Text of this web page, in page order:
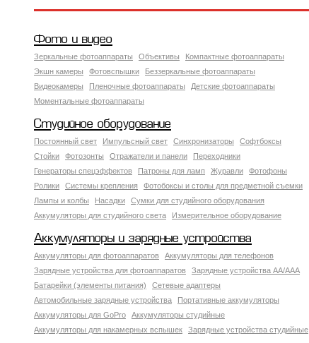
Фото и видео
Зеркальные фотоаппараты Объективы
Компактные фотоаппараты
Экшн камеры
Фотовспышки
Беззеркальные фотоаппараты
Видеокамеры
Пленочные фотоаппараты
Детские фотоаппараты
Моментальные фотоаппараты
Студийное оборудование
Постоянный свет Импульсный свет Синхронизаторы
Софтбоксы
Стойки
Фотозонты Отражатели и панели
Переходники
Генераторы спецэффектов
Патроны для ламп Журавли
Фотофоны
Ролики
Системы крепления
Фотобоксы и столы для предметной съемки
Лампы и колбы
Насадки
Сумки для студийного оборудования
Аккумуляторы для студийного света
Измерительное оборудование
Аккумуляторы и зарядные устройства
Аккумуляторы для фотоаппаратов
Аккумуляторы для телефонов
Зарядные устройства для фотоаппаратов
Зарядные устройства AA/AAA
Батарейки (элементы питания)
Сетевые адаптеры
Автомобильные зарядные устройства
Портативные аккумуляторы
Аккумуляторы для GoPro
Аккумуляторы студийные
Аккумуляторы для накамерных вспышек
Зарядные устройства студийные